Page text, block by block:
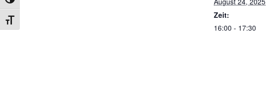
Schrift vergrößern
Zeit:
16:00 - 17:30